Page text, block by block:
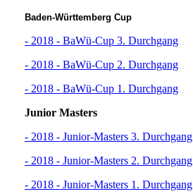
Baden-Württemberg Cup
- 2018 - BaWü-Cup 3. Durchgang
- 2018 - BaWü-Cup 2. Durchgang
- 2018 - BaWü-Cup 1. Durchgang
Junior Masters
- 2018 - Junior-Masters 3. Durchgang
- 2018 - Junior-Masters 2. Durchgang
- 2018 - Junior-Masters 1. Durchgang